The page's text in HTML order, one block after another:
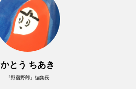
かとう ちあき
『野宿野郎』編集長